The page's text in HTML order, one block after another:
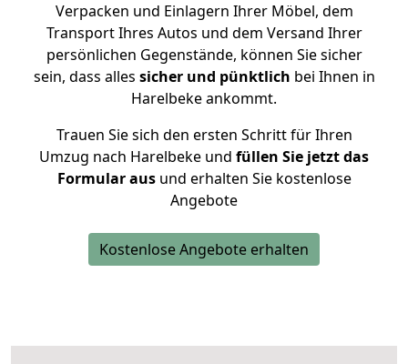
Verpacken und Einlagern Ihrer Möbel, dem
Transport Ihres Autos und dem Versand Ihrer
persönlichen Gegenstände, können Sie sicher
sein, dass alles sicher und pünktlich bei Ihnen in
Harelbeke ankommt.
Trauen Sie sich den ersten Schritt für Ihren
Umzug nach Harelbeke und füllen Sie jetzt das
Formular ausund erhalten Sie kostenlose
Angebote
Kostenlose Angebote erhalten